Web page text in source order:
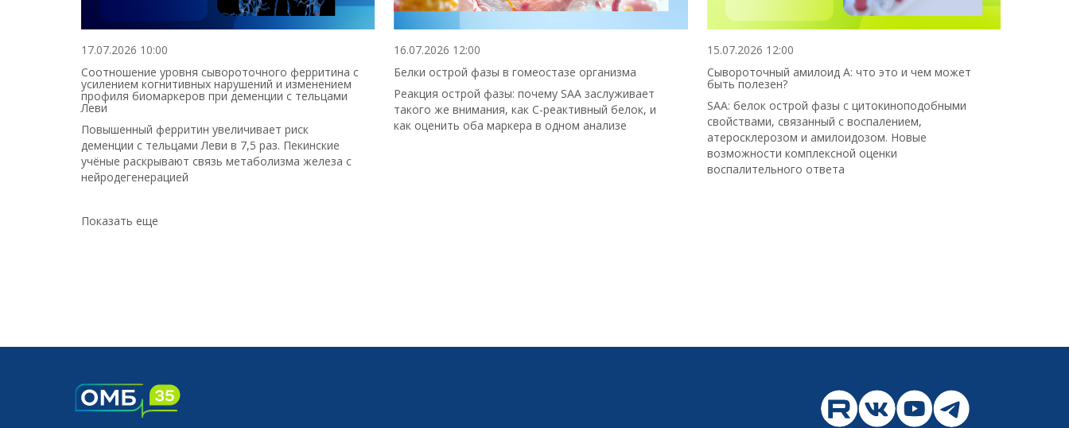
17.07.2026 10:00
Соотношение уровня сывороточного ферритина с
усилением когнитивных нарушений и изменением
профиля биомаркеров при деменции с тельцами
Леви
Повышенный ферритин увеличивает риск
деменции с тельцами Леви в 7,5 раз. Пекинские
учёные раскрывают связь метаболизма железа с
нейродегенерацией
16.07.2026 12:00
Белки острой фазы в гомеостазе организма
Реакция острой фазы: почему SAA заслуживает
такого же внимания, как С-реактивный белок, и
как оценить оба маркера в одном анализе
15.07.2026 12:00
Сывороточный амилоид А: что это и чем может
быть полезен?
SAA: белок острой фазы с цитокиноподобными
свойствами, связанный с воспалением,
атеросклерозом и амилоидозом. Новые
возможности комплексной оценки
воспалительного ответа
Показать еще